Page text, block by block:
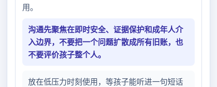
用。
沟通先聚焦在即时安全、证据保护和成年人介
入边界，不要把一个问题扩散成所有旧账，也
不要评价孩子整个人。
放在低压力时刻使用，等孩子能听进一句短话